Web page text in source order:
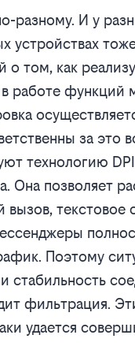
разному. И у
устройствах
том, как
работе функций
за это
технологию
Она позволяет
вызов,
Поэтому
стабильность
фильтрация.
удается